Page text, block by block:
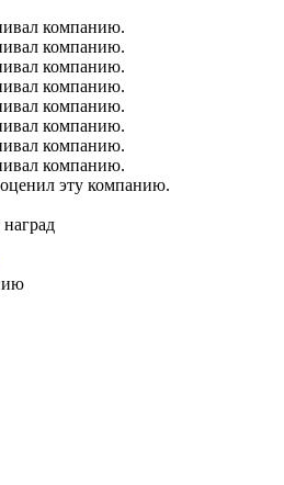
компанию.
компанию.
компанию.
компанию.
компанию.
компанию.
компанию.
компанию.
эту компанию.